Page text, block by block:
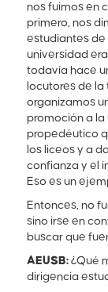
nos fuimos en
primero, nos
estudiantes de
universidad
todavía hace
locutores de la
organizamos
promoción a la
propedéutico
los liceos y a
confianza y el
Eso es un
Entonces, no
sino irse en
buscar que
AEUSB: ¿Qué
dirigencia